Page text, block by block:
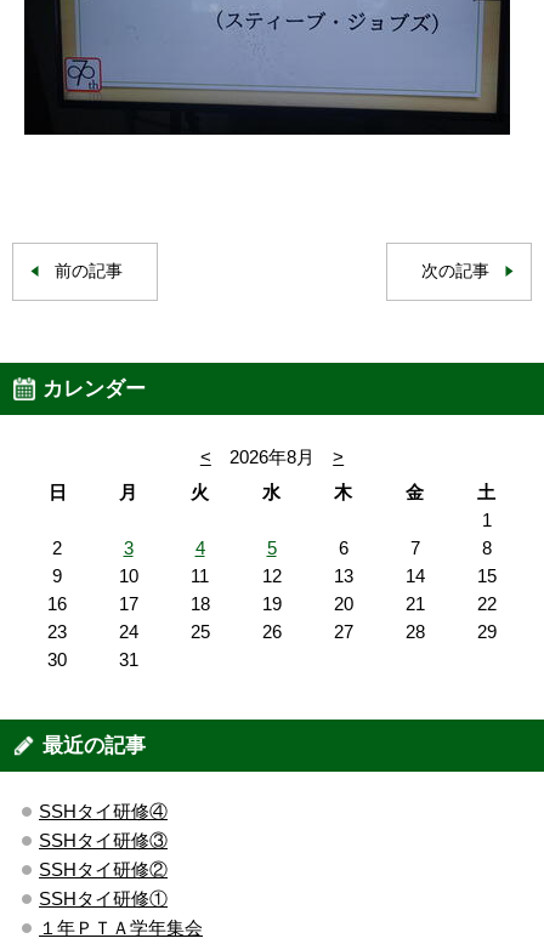
前の記事 次の記事
カレンダー
< 2026年8月
>
日
月 火 水 木 金
土
1
2
3 4 5 6 7
8
9
10 11 12 13 14
15
16
17 18 19 20 21
22
23
24 25 26 27 28
29
30
31
最近の記事
SSHタイ研修④
SSHタイ研修③
SSHタイ研修②
SSHタイ研修①
１年ＰＴＡ学年集会